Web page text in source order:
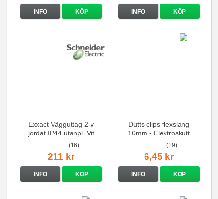
INFO KÖP INFO KÖP
Exxact Vägguttag 2-v
jordat IP44 utanpl. Vit
(16)
211 kr
INFO KÖP
Dutts clips flexslang
16mm - Elektroskutt
(19)
6,45 kr
INFO KÖP